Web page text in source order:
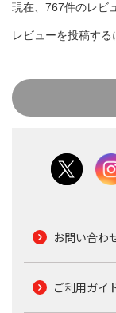
現在、767件のレビ
レビューを投稿する
お問い合わ
ご利用ガイ